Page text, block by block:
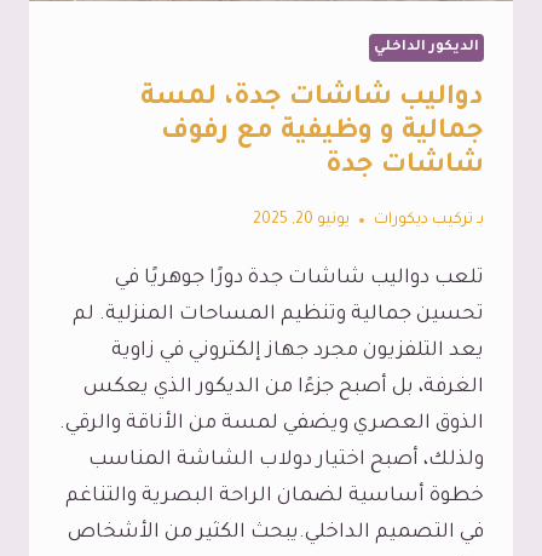
الديكور الداخلي
دواليب شاشات جدة، لمسة
جمالية و وظيفية مع رفوف
شاشات جدة
بـ تركيب ديكورات يونيو 20, 2025
تلعب دواليب شاشات جدة دورًا جوهريًا في
تحسين جمالية وتنظيم المساحات المنزلية. لم
يعد التلفزيون مجرد جهاز إلكتروني في زاوية
الغرفة، بل أصبح جزءًا من الديكور الذي يعكس
الذوق العصري ويضفي لمسة من الأناقة والرقي.
ولذلك، أصبح اختيار دولاب الشاشة المناسب
خطوة أساسية لضمان الراحة البصرية والتناغم
في التصميم الداخلي.يبحث الكثير من الأشخاص